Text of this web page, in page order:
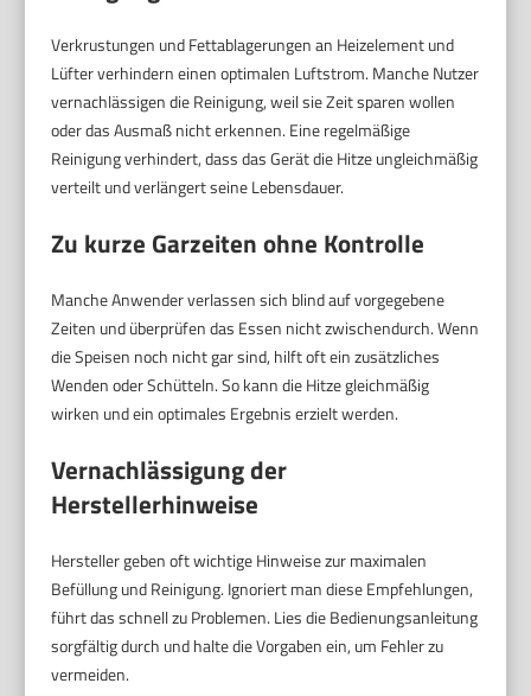
Verkrustungen und Fettablagerungen an Heizelement und
Lüfter verhindern einen optimalen Luftstrom. Manche Nutzer
vernachlässigen die Reinigung, weil sie Zeit sparen wollen
oder das Ausmaß nicht erkennen. Eine regelmäßige
Reinigung verhindert, dass das Gerät die Hitze ungleichmäßig
verteilt und verlängert seine Lebensdauer.
Zu kurze Garzeiten ohne Kontrolle
Manche Anwender verlassen sich blind auf vorgegebene
Zeiten und überprüfen das Essen nicht zwischendurch. Wenn
die Speisen noch nicht gar sind, hilft oft ein zusätzliches
Wenden oder Schütteln. So kann die Hitze gleichmäßig
wirken und ein optimales Ergebnis erzielt werden.
Vernachlässigung der
Herstellerhinweise
Hersteller geben oft wichtige Hinweise zur maximalen
Befüllung und Reinigung. Ignoriert man diese Empfehlungen,
führt das schnell zu Problemen. Lies die Bedienungsanleitung
sorgfältig durch und halte die Vorgaben ein, um Fehler zu
vermeiden.